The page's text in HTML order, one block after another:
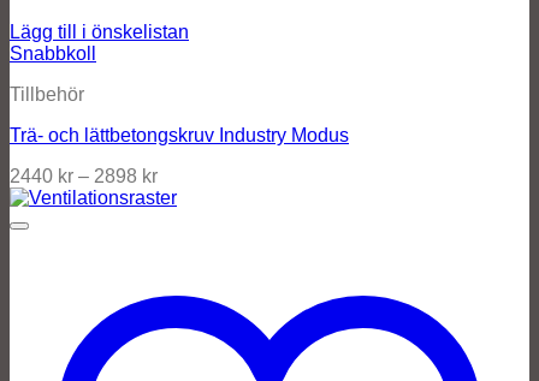
Lägg till i önskelistan
Snabbkoll
Tillbehör
Trä- och lättbetongskruv Industry Modus
2440 kr – 2898 kr